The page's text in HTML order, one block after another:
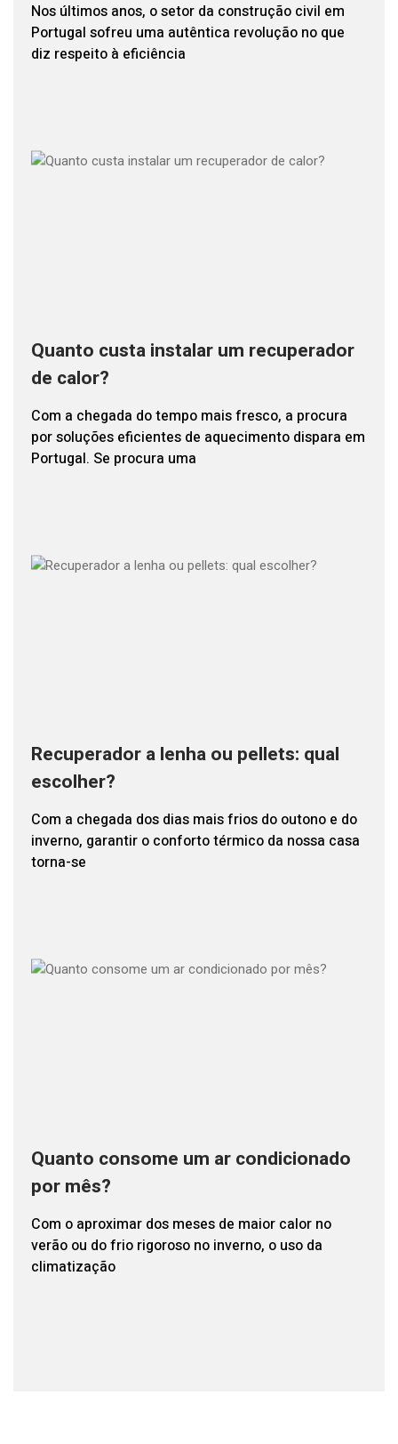
Nos últimos anos, o setor da construção civil em
Portugal sofreu uma autêntica revolução no que
diz respeito à eficiência
Quanto custa instalar um recuperador
de calor?
Com a chegada do tempo mais fresco, a procura
por soluções eficientes de aquecimento dispara em
Portugal. Se procura uma
Recuperador a lenha ou pellets: qual
escolher?
Com a chegada dos dias mais frios do outono e do
inverno, garantir o conforto térmico da nossa casa
torna-se
Quanto consome um ar condicionado
por mês?
Com o aproximar dos meses de maior calor no
verão ou do frio rigoroso no inverno, o uso da
climatização